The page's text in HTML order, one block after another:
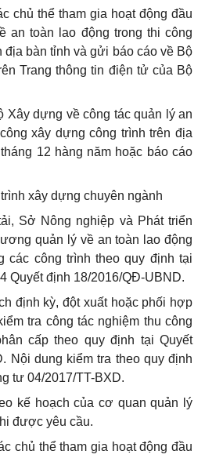
chủ thể tham gia hoạt động đầu
an toàn lao động trong thi công
địa bàn tỉnh và gửi báo cáo về Bộ
Trang thông tin điện tử của Bộ
Xây dựng về công tác quản lý an
xây dựng công trình trên địa
12 hàng năm hoặc báo cáo
xây dựng chuyên ngành
Sở Nông nghiệp và Phát triển
quản lý về an toàn lao động
các công trình theo quy định tại
Quyết định 18/2016/QĐ-UBND.
định kỳ, đột xuất hoặc phối hợp
tra công tác nghiệm thu công
cấp theo quy định tại Quyết
Nội dung kiểm tra theo quy định
tư 04/2017/TT-BXD.
kế hoạch của cơ quan quản lý
được yêu cầu.
chủ thể tham gia hoạt động đầu